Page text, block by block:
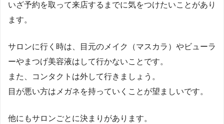
いざ予約を取って来店するまでに気をつけたいことがあり
ます。
サロンに行く時は、目元のメイク（マスカラ）やビューラ
ーやまつげ美容液はして行かないことです。
また、コンタクトは外して行きましょう。
目が悪い方はメガネを持っていくことが望ましいです。
他にもサロンごとに決まりがあります。